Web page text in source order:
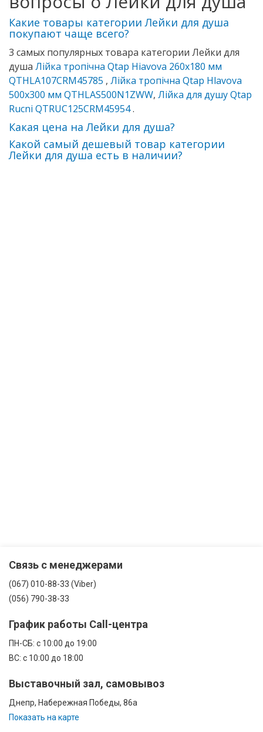
Какие товары категории Лейки для душа
покупают чаще всего?
3 самых популярных товара категории Лейки для
душа Лійка тропічна Qtap Hiavova 260х180 мм
QTHLA107CRM45785 , Лійка тропічна Qtap Hlavova
500х300 мм QTHLAS500N1ZWW, Лійка для душу Qtap
Rucni QTRUC125CRM45954.
Какая цена на Лейки для душа?
Какой самый дешевый товар категории
Лейки для душа есть в наличии?
Связь с менеджерами
(067) 010-88-33 (Viber)
(056) 790-38-33
График работы Call-центра
ПН-CБ: с 10:00 до 19:00
ВС: с 10:00 до 18:00
Выставочный зал, самовывоз
Днепр, Набережная Победы, 86а
Показать на карте